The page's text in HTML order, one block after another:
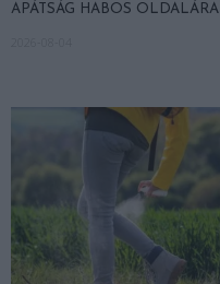
APÁTSÁG HABOS OLDALÁRA